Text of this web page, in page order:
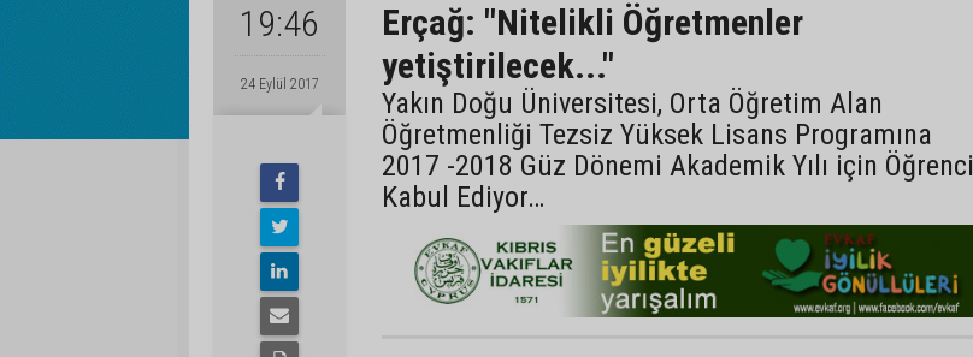
19:46
24 Eylül 2017
Erçağ: "Nitelikli Öğretmenler
yetiştirilecek..."
Yakın Doğu Üniversitesi, Orta Öğretim Alan
Öğretmenliği Tezsiz Yüksek Lisans Programına
2017 -2018 Güz Dönemi Akademik Yılı için Öğrenci
Kabul Ediyor…